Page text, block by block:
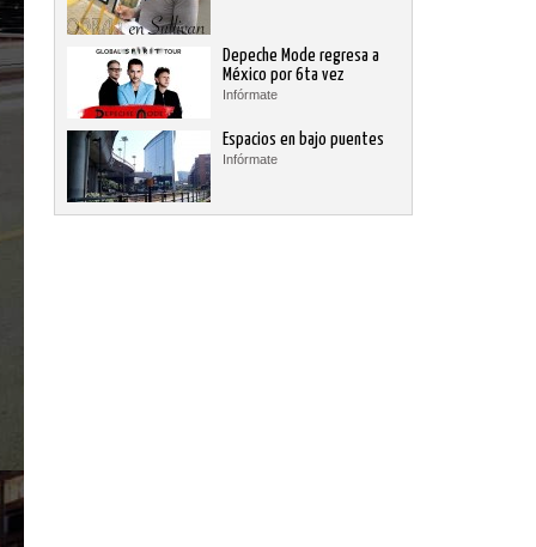
Depeche Mode regresa a
México por 6ta vez
Infórmate
Espacios en bajo puentes
Infórmate